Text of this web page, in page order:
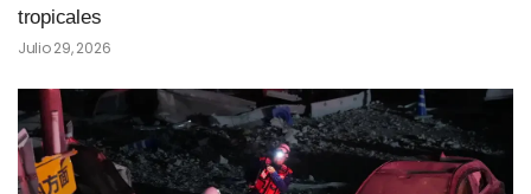
tropicales
Julio 29, 2026